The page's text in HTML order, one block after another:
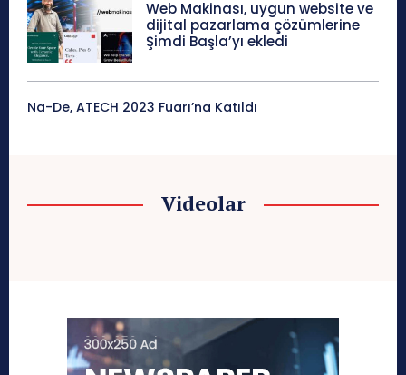
Web Makinası, uygun website ve
dijital pazarlama çözümlerine
Şimdi Başla’yı ekledi
Na-De, ATECH 2023 Fuarı’na Katıldı
Videolar